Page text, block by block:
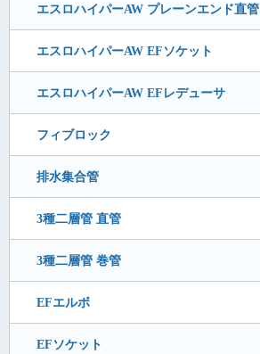
エスロハイパーAW プレーンエンド直管
エスロハイパーAW EFソケット
エスロハイパーAW EFレデューサ
フィブロック
排水集合管
3種二層管 直管
3種二層管 巻管
EFエルボ
EFソケット